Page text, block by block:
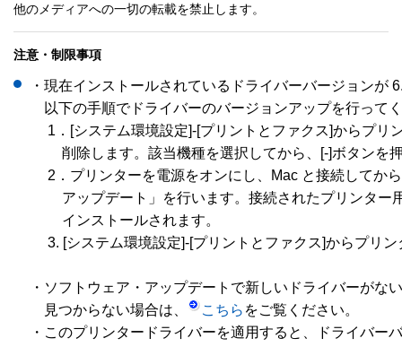
他のメディアへの一切の転載を禁止します。
注意・制限事項
・現在インストールされているドライバーバージョンが
以下の手順でドライバーのバージョンアップを行って
1．[システム環境設定]-[プリントとファクス]からプリ
削除します。該当機種を選択してから、[-]ボタンを
2．プリンターを電源をオンにし、Mac と接続してか
アップデート」を行います。接続されたプリンター
インストールされます。
3. [システム環境設定]-[プリントとファクス]からプリン
・ソフトウェア・アップデートで新しいドライバーがな
見つからない場合は、
こちら をご覧ください。
・このプリンタードライバーを適用すると、ドライバー